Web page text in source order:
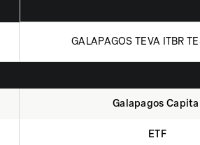
GALAPAGOS TEVA ITBR
Galapagos
ETF